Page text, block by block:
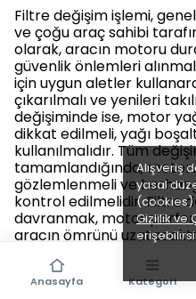
Alışveriş
yasal
(cookies)
Gizlilik ve
Filtre değişim işlemi,
ve çoğu araç sahibi
olarak, aracın motoru
güvenlik önlemleri
için uygun aletler
çıkarılmalı ve yenileri
değişiminde ise, motor
dikkat edilmeli, yağı
kullanılmalıdır. Tüm
tamamlandığında,
gözlemlenmeli ve
kontrol edilmelidir. Filtre
davranmak, motor
aracın ömrünü
Düzenli Kontroller
Anasayfa Kategori